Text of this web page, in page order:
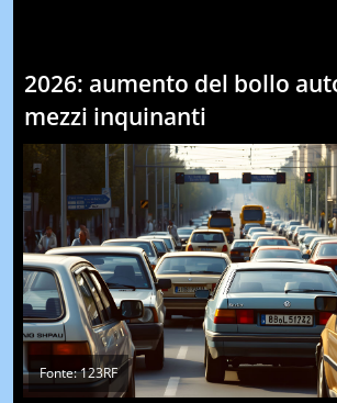
2026: aumento del bollo
mezzi inquinanti
Fonte: 123RF